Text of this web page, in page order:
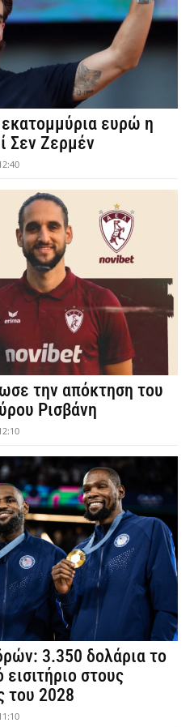
ευρώ η
Σεν Ζερμέν
την απόκτηση του
Ρισβάνη
3.350 δολάρια το
στους
του 2028